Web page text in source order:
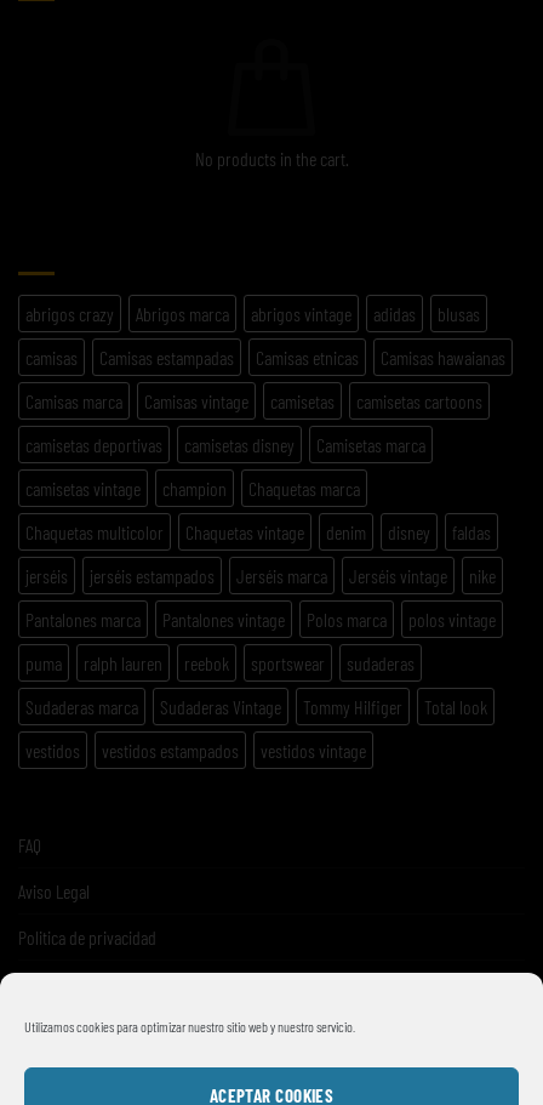
Utilizamos cookies para optimizar nuestro sitio web y nuestro servicio.
ACEPTAR COOKIES
No products in the cart.
abrigos crazy Abrigos marca abrigos vintage adidas
blusas
camisas
Camisas estampadas Camisas etnicas
Camisas hawaianas
Camisas marca
Camisas vintage camisetas
camisetas cartoons
camisetas deportivas
camisetas disney
Camisetas marca
camisetas vintage
champion
Chaquetas marca
Chaquetas multicolor
Chaquetas vintage denim disney
faldas
jerséis
jerséis estampados Jerséis marca Jerséis vintage
nike
Pantalones marca
Pantalones vintage Polos marca
polos vintage
puma
ralph lauren reebok sportswear
sudaderas
Sudaderas marca
Sudaderas Vintage Tommy Hilfiger
Total look
vestidos
vestidos estampados vestidos vintage
FAQ
Aviso Legal
Politica de privacidad